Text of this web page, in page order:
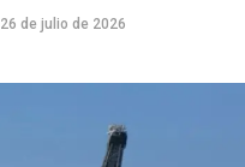
26 de julio de 2026